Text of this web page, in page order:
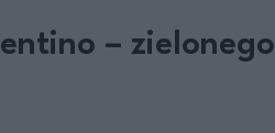
– zielonego